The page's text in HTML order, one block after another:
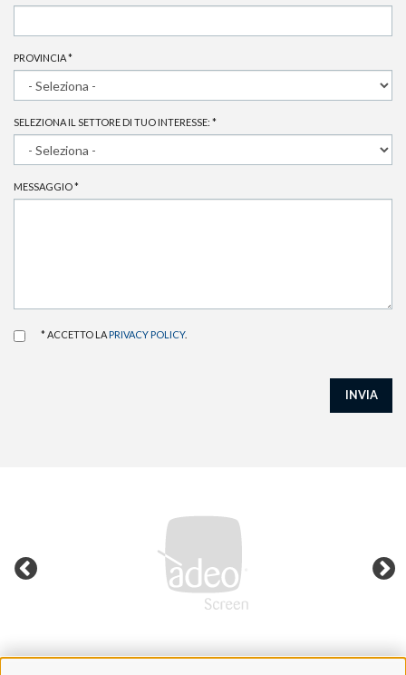
PROVINCIA*
SELEZIONA IL SETTORE DI TUO INTERESSE: *
MESSAGGIO*
* ACCETTO LA PRIVACY POLICY.
INVIA